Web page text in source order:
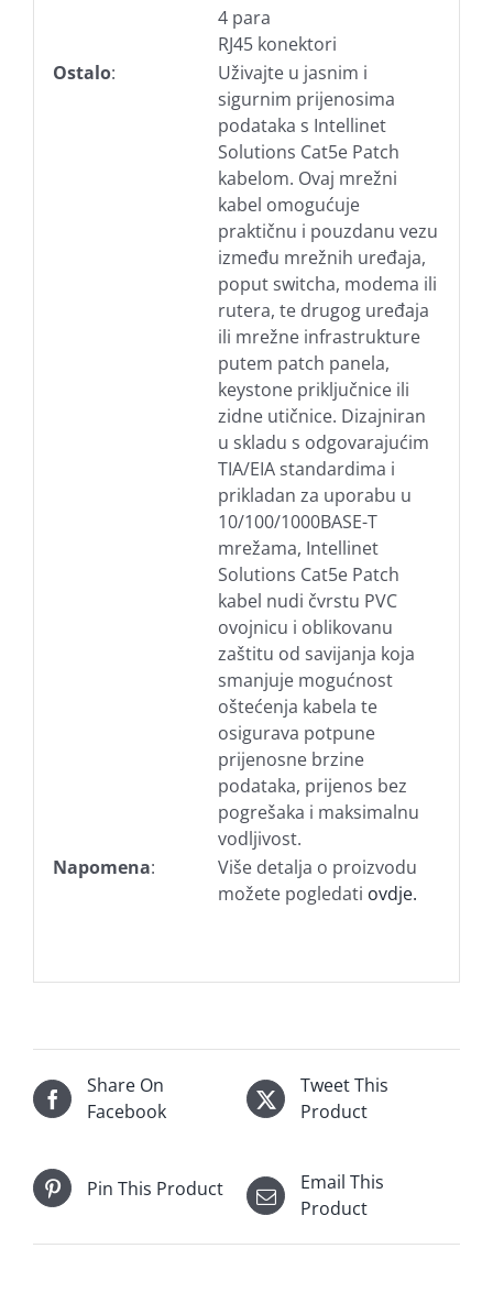
4 para
RJ45 konektori
Ostalo:
Uživajte u jasnim i
sigurnim prijenosima
podataka s Intellinet
Solutions Cat5e Patch
kabelom. Ovaj mrežni
kabel omogućuje
praktičnu i pouzdanu vezu
između mrežnih uređaja,
poput switcha, modema ili
rutera, te drugog uređaja
ili mrežne infrastrukture
putem patch panela,
keystone priključnice ili
zidne utičnice. Dizajniran
u skladu s odgovarajućim
TIA/EIA standardima i
prikladan za uporabu u
10/100/1000BASE-T
mrežama, Intellinet
Solutions Cat5e Patch
kabel nudi čvrstu PVC
ovojnicu i oblikovanu
zaštitu od savijanja koja
smanjuje mogućnost
oštećenja kabela te
osigurava potpune
prijenosne brzine
podataka, prijenos bez
pogrešaka i maksimalnu
vodljivost.
Napomena:
Više detalja o proizvodu
možete pogledati ovdje.
Share On
Facebook
Tweet This
Product
Pin This Product
Email This
Product